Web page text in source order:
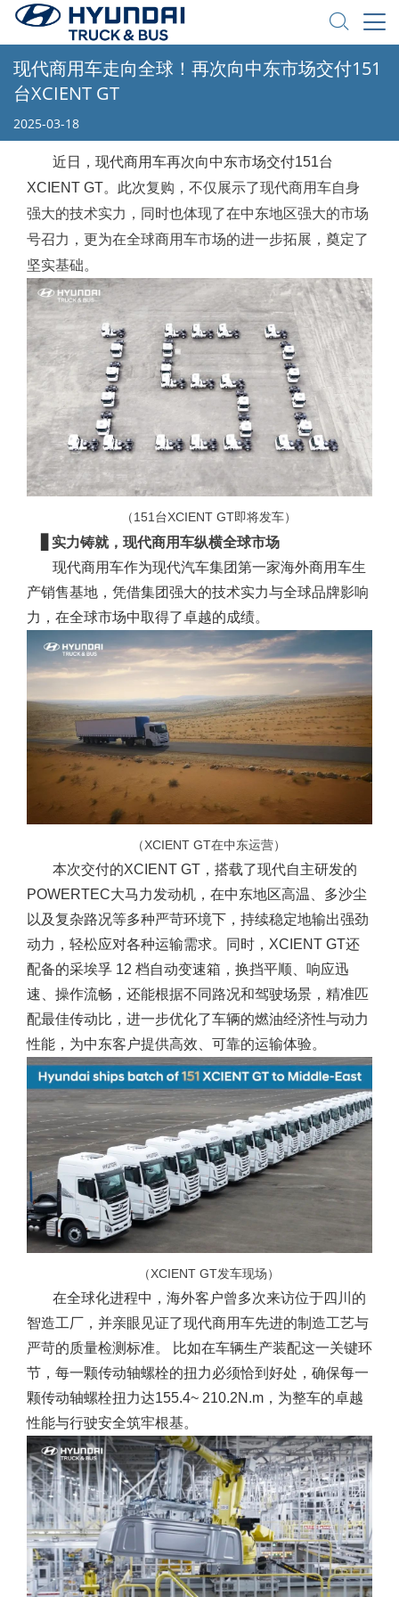
现代商用车走向全球！再次向中东市场交付151
台XCIENT GT
2025-03-18
近日，现代商用车再次向中东市场交付151台
XCIENT GT。此次复购，不仅展示了现代商用车自身
强大的技术实力，同时也体现了在中东地区强大的市场
号召力，更为在全球商用车市场的进一步拓展，奠定了
坚实基础。
（151台XCIENT GT即将发车）
实力铸就，现代商用车纵横全球市场
现代商用车作为现代汽车集团第一家海外商用车生
产销售基地，凭借集团强大的技术实力与全球品牌影响
力，在全球市场中取得了卓越的成绩。
（XCIENT GT在中东运营）
本次交付的XCIENT GT，搭载了现代自主研发的
POWERTEC大马力发动机，在中东地区高温、多沙尘
以及复杂路况等多种严苛环境下，持续稳定地输出强劲
动力，轻松应对各种运输需求。同时，XCIENT GT还
配备的采埃孚 12 档自动变速箱，换挡平顺、响应迅
速、操作流畅，还能根据不同路况和驾驶场景，精准匹
配最佳传动比，进一步优化了车辆的燃油经济性与动力
性能，为中东客户提供高效、可靠的运输体验。
（XCIENT GT发车现场）
在全球化进程中，海外客户曾多次来访位于四川的
智造工厂，并亲眼见证了现代商用车先进的制造工艺与
严苛的质量检测标准。 比如在车辆生产装配这一关键环
节，每一颗传动轴螺栓的扭力必须恰到好处，确保每一
颗传动轴螺栓扭力达155.4~ 210.2N.m，为整车的卓越
性能与行驶安全筑牢根基。